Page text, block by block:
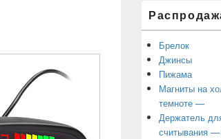
Брелок
Джинсы
Пижама
Магниты на
темноте —
Держатель
считывания —